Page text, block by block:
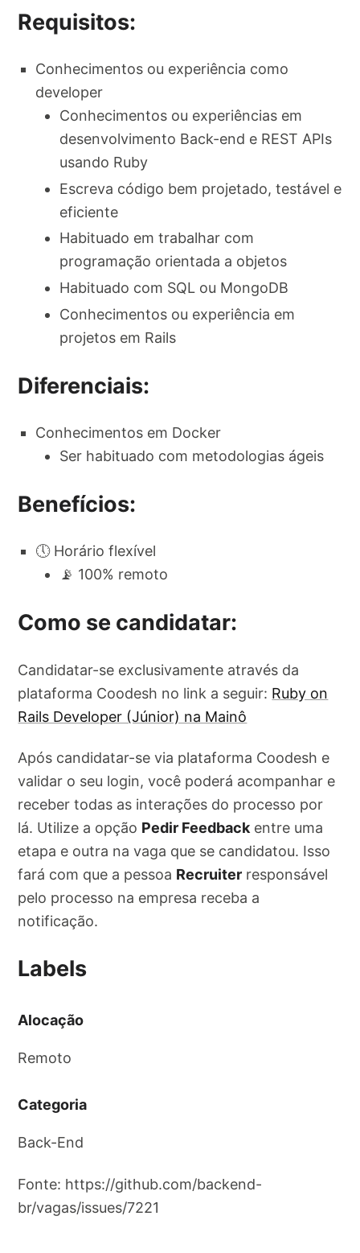
Requisitos:
Conhecimentos ou experiência como
developer
Conhecimentos ou experiências em
desenvolvimento Back-end e REST APIs
usando Ruby
Escreva código bem projetado, testável e
eficiente
Habituado em trabalhar com
programação orientada a objetos
Habituado com SQL ou MongoDB
Conhecimentos ou experiência em
projetos em Rails
Diferenciais:
Conhecimentos em Docker
Ser habituado com metodologias ágeis
Benefícios:
🕔 Horário flexível
📡 100% remoto
Como se candidatar:
Candidatar-se exclusivamente através da
plataforma Coodesh no link a seguir: Ruby on
Rails Developer (Júnior) na Mainô
Após candidatar-se via plataforma Coodesh e
validar o seu login, você poderá acompanhar e
receber todas as interações do processo por
lá. Utilize a opção Pedir Feedback entre uma
etapa e outra na vaga que se candidatou. Isso
fará com que a pessoa Recruiter responsável
pelo processo na empresa receba a
notificação.
Labels
Alocação
Remoto
Categoria
Back-End
Fonte: https://github.com/backend-
br/vagas/issues/7221